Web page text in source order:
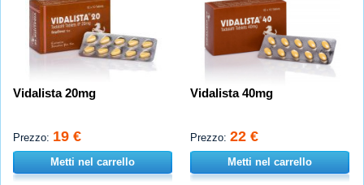
Vidalista 20mg
Prezzo: 19 €
Metti nel carrello
Vidalista 40mg
Prezzo: 22 €
Metti nel carrello